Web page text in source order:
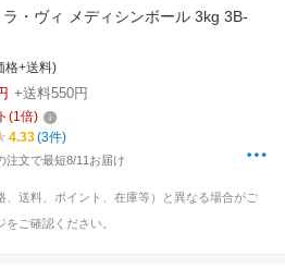
ラ・ヴィ メディシンボール 3kg 3B-
格+送料)
+送料550円
(1倍)
4.33(3件)
注文で最短8/11お届け
送料、ポイント、在庫等）と異なる場合がご
ご確認ください。